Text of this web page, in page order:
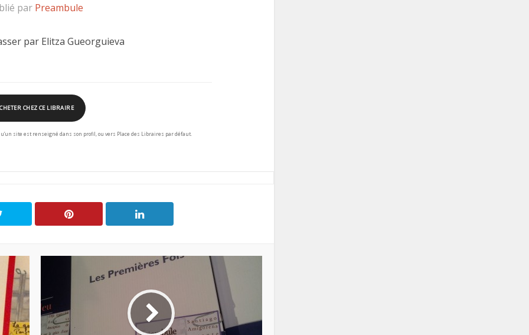
par Preambule
par Elitza Gueorguieva
CHEZ CE LIBRAIRE
site est renseigné dans son profil, ou vers Place des Libraires par défaut.